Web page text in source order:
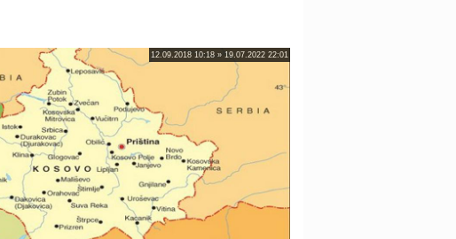
12.09.2018 10:18 » 19.07.2022 22:01